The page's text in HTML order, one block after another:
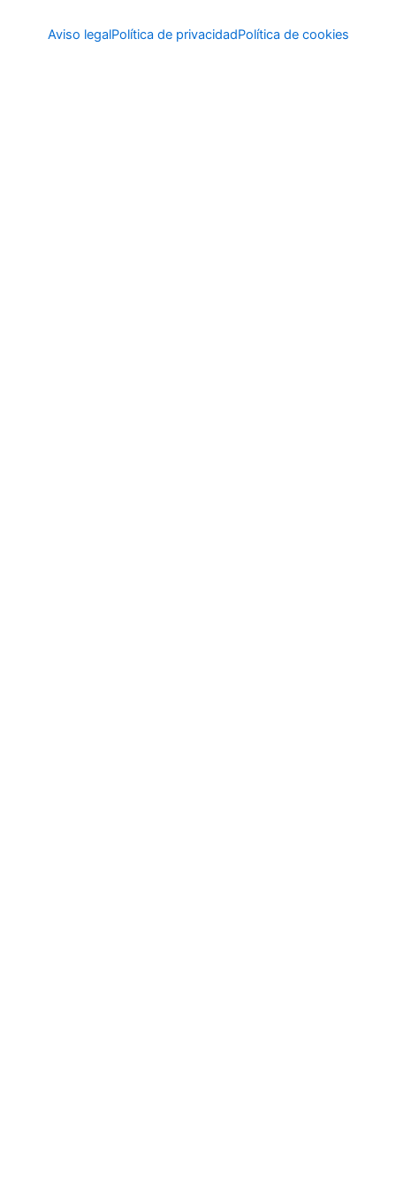
Aviso legalPolítica de privacidadPolítica de cookies